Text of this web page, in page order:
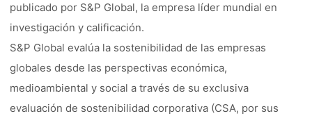
publicado por S&P Global, la empresa líder mundial en
investigación y calificación.
S&P Global evalúa la sostenibilidad de las empresas
globales desde las perspectivas económica,
medioambiental y social a través de su exclusiva
evaluación de sostenibilidad corporativa (CSA, por sus